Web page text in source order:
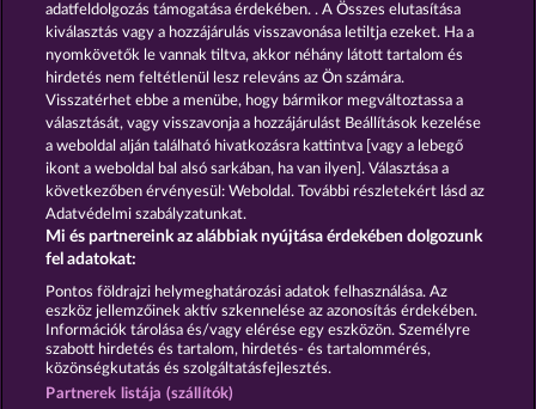
Duck Shooter Cutie Cat
Részvételi feltételek
Adatkezelési tájékoztató Impresszum
A cég GYIK
adatfeldolgozás támogatása érdekében. . A Összes elutasítása
kiválasztás vagy a hozzájárulás visszavonása letiltja ezeket. Ha a
nyomkövetők le vannak tiltva, akkor néhány látott tartalom és
hirdetés nem feltétlenül lesz releváns az Ön számára.
Visszatérhet ebbe a menübe, hogy bármikor megváltoztassa a
választását, vagy visszavonja a hozzájárulást Beállítások kezelése
a weboldal alján található hivatkozásra kattintva [vagy a lebegő
ikont a weboldal bal alsó sarkában, ha van ilyen]. Választása a
következőben érvényesül: Weboldal. További részletekért lásd az
Adatvédelmi szabályzatunkat.
Mi és partnereink az alábbiak nyújtása érdekében dolgozunk
fel adatokat:
Pontos földrajzi helymeghatározási adatok felhasználása. Az
eszköz jellemzőinek aktív szkennelése az azonosítás érdekében.
Információk tárolása és/vagy elérése egy eszközön. Személyre
szabott hirdetés és tartalom, hirdetés- és tartalommérés,
közönségkutatás és szolgáltatásfejlesztés.
Partnerek listája (szállítók)